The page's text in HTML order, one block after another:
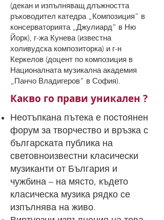
(декан и изпълняващ длъжността
ръководител катедра „Композиция” в
консерваторията „Джулиард“ в Ню
Йорк), г-жа Кунева (известна
холивудска композиторка) и г-н
Керкелов (доцент по композиция в
Националната музикална академия
„Панчо Владигеров“ в София).
Какво го прави уникален ?
Неотъпкана пътека е постоянен
форум за творчество и връзка с
българската публика на
световноизвестни класически
музиканти от България и
чужбина – на място, където
класическа музика рядко се
изпълнява на живо.